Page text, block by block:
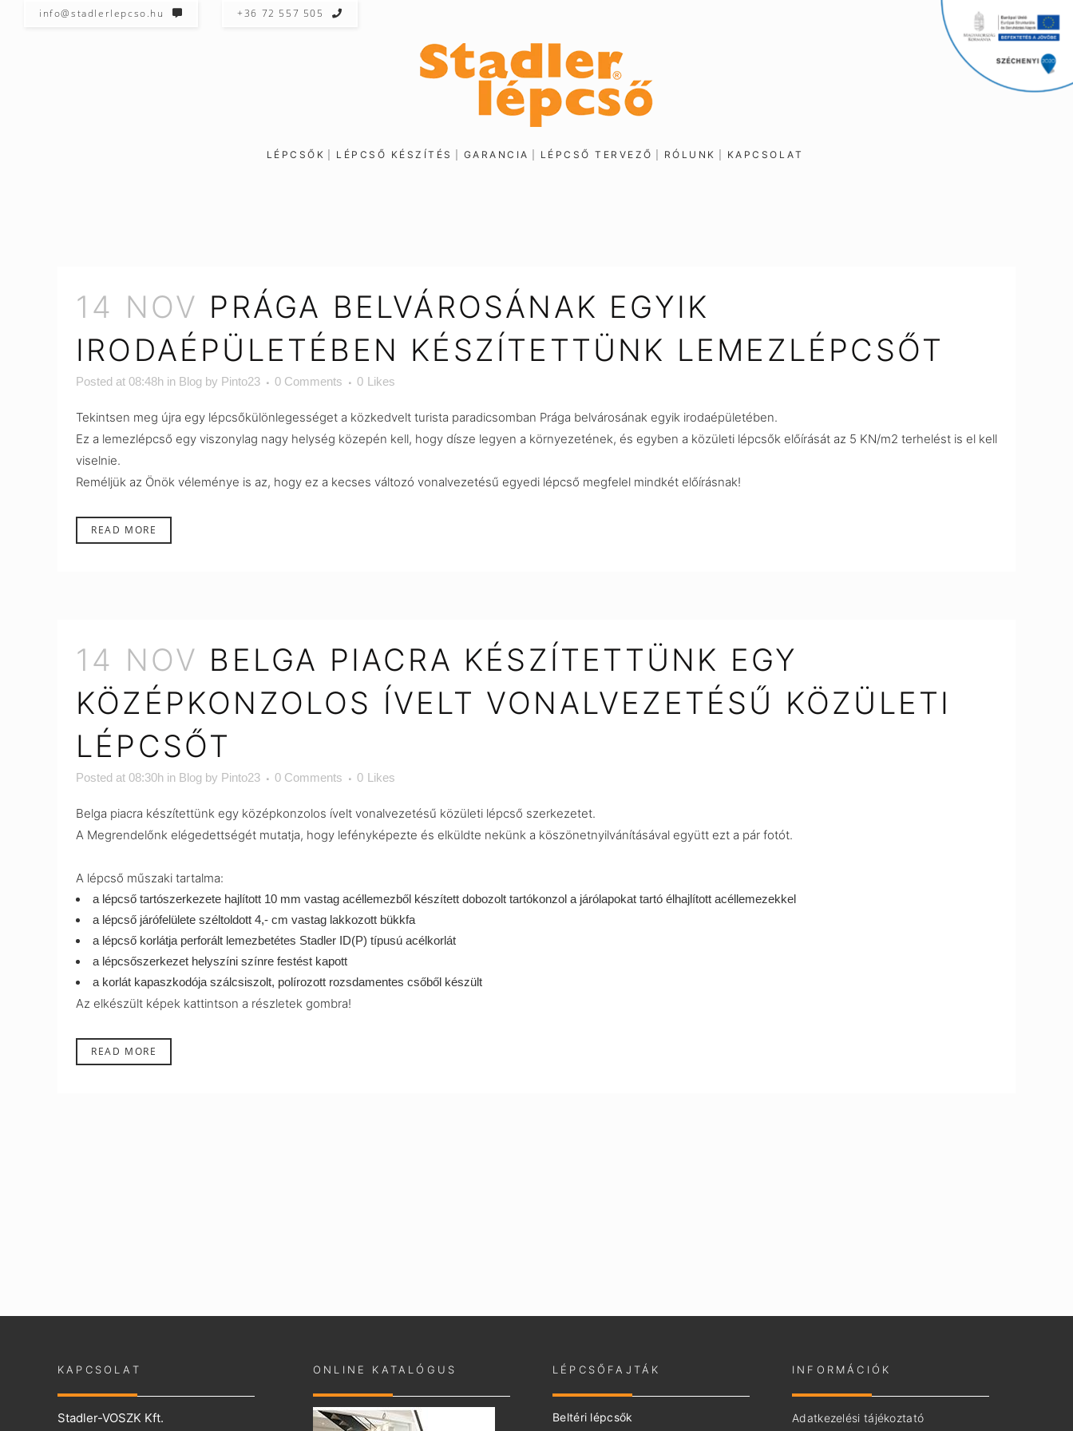
info@stadlerlepcso.hu +36 72 557 505
LÉPCSŐK LÉPCSŐ KÉSZÍTÉS GARANCIA LÉPCSŐ TERVEZŐ RÓLUNK KAPCSOLAT
14 NOV PRÁGA BELVÁROSÁNAK EGYIK
IRODAÉPÜLETÉBEN KÉSZÍTETTÜNK LEMEZLÉPCSŐT
Posted at 08:48h in Blog by Pinto23 0 Comments 0 Likes
Tekintsen meg újra egy lépcsőkülönlegességet a közkedvelt turista paradicsomban Prága belvárosának egyik irodaépületében.
Ez a lemezlépcső egy viszonylag nagy helység közepén kell, hogy dísze legyen a környezetének, és egyben a közületi lépcsők előírását az 5 KN/m2 terhelést is el kell
viselnie.
Reméljük az Önök véleménye is az, hogy ez a kecses változó vonalvezetésű egyedi lépcső megfelel mindkét előírásnak!
READ MORE
14 NOV BELGA PIACRA KÉSZÍTETTÜNK EGY
KÖZÉPKONZOLOS ÍVELT VONALVEZETÉSŰ KÖZÜLETI
LÉPCSŐT
Posted at 08:30h in Blog by Pinto23 0 Comments 0 Likes
Belga piacra készítettünk egy középkonzolos ívelt vonalvezetésű közületi lépcső szerkezetet.
A Megrendelőnk elégedettségét mutatja, hogy lefényképezte és elküldte nekünk a köszönetnyilvánításával együtt ezt a pár fotót.
A lépcső műszaki tartalma:
a lépcső tartószerkezete hajlított 10 mm vastag acéllemezből készített dobozolt tartókonzol a járólapokat tartó élhajlított acéllemezekkel
a lépcső járófelülete széltoldott 4,- cm vastag lakkozott bükkfa
a lépcső korlátja perforált lemezbetétes Stadler ID(P) típusú acélkorlát
a lépcsőszerkezet helyszíni színre festést kapott
a korlát kapaszkodója szálcsiszolt, polírozott rozsdamentes csőből készült
Az elkészült képek kattintson a részletek gombra!
READ MORE
KAPCSOLAT
Stadler-VOSZK Kft.
ONLINE KATALÓGUS LÉPCSŐFAJTÁK
Beltéri lépcsők
INFORMÁCIÓK
Adatkezelési tájékoztató